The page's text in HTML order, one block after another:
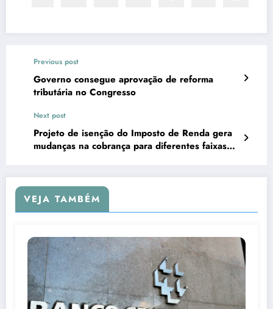
Previous post
Governo consegue aprovação de reforma
tributária no Congresso
Next post
Projeto de isenção do Imposto de Renda gera
mudanças na cobrança para diferentes faixas
VEJA TAMBÉM